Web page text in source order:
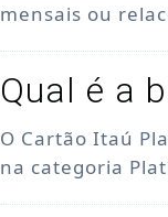
mensais ou
Qual é a
O Cartão Itaú
na categoria